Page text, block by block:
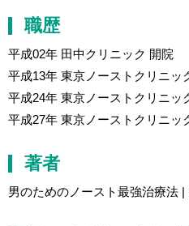
職歴
平成02年 田中クリニック 開院
平成13年 東京ノーストクリニッ
平成24年 東京ノーストクリニッ
平成27年 東京ノーストクリニッ
著者
男のためのノースト最強治療法 |